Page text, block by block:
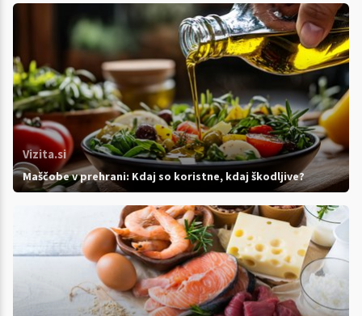
Vizita.si
Maščobe v prehrani: Kdaj so koristne, kdaj škodljive?